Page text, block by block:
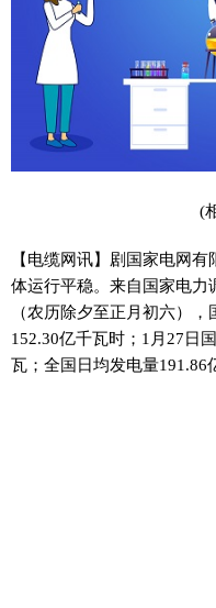
(
【电缆网讯】剧国家电网
体运行平稳。来自国家电力
（农历除夕至正月初六）
152.30亿千瓦时；1月27日
瓦；全国日均发电量191.86